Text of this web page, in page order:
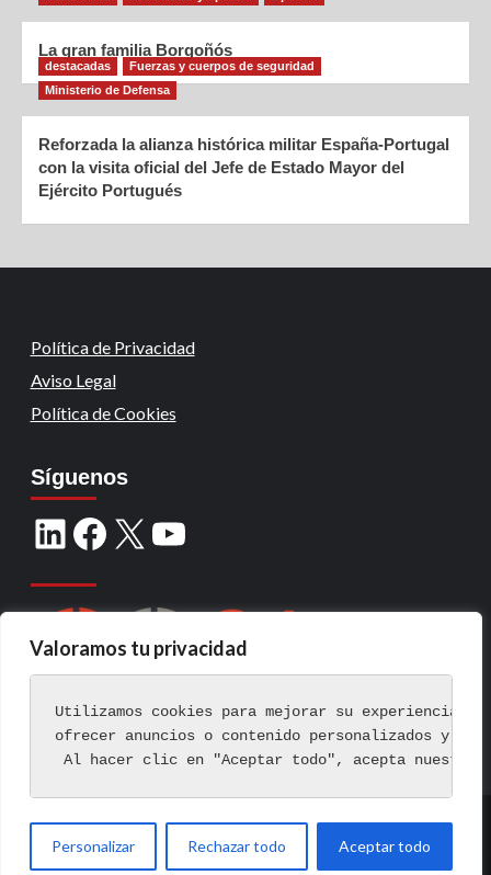
Valoramos tu privacidad
Utilizamos cookies para mejorar su experiencia
ofrecer anuncios o contenido personalizados y
Al hacer clic en "Aceptar todo", acepta nuestro
Personalizar Rechazar todo Aceptar todo
La gran familia Borgoñós
destacadas
Fuerzas y cuerpos de seguridad
Ministerio de Defensa
Reforzada la alianza histórica militar España-Portugal
con la visita oficial del Jefe de Estado Mayor del
Ejército Portugués
Política de Privacidad
Aviso Legal
Política de Cookies
Síguenos
Copyright © Todos los derechos reservados.
CoverNewspor AF themes.